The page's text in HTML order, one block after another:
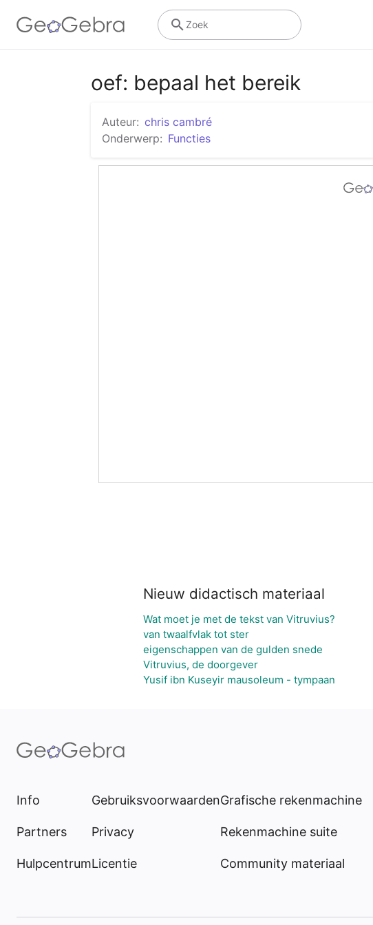
Zoek
oef: bepaal het bereik
Auteur: chris cambré
Onderwerp: Functies
Nieuw didactisch materiaal
Wat moet je met de tekst van Vitruvius?
van twaalfvlak tot ster
eigenschappen van de gulden snede
Vitruvius, de doorgever
Yusif ibn Kuseyir mausoleum - tympaan
Info
Partners
Hulpcentrum
Gebruiksvoorwaarden
Privacy
Licentie
Grafische rekenmachine
Rekenmachine suite
Community materiaal